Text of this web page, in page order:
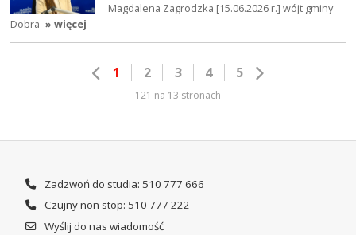
Magdalena Zagrodzka [15.06.2026 r.] wójt gminy
Dobra » więcej
1 2 3 4 5
121 na 13 stronach
Zadzwoń do studia: 510 777 666
Czujny non stop: 510 777 222
Wyślij do nas wiadomość